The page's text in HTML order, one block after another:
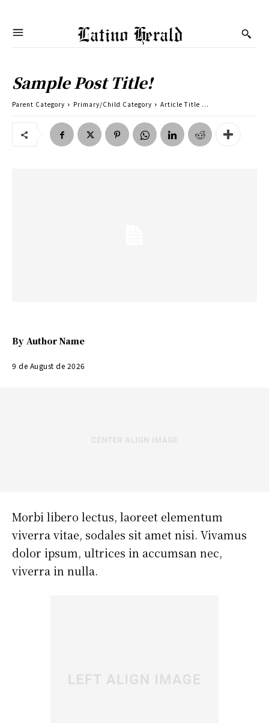
Latino Herald
Sample Post Title!
Parent Category Primary/Child Category Article Title ...
By Author Name
9 de August de 2026
Morbi libero lectus, laoreet elementum
viverra vitae, sodales sit amet nisi. Vivamus
dolor ipsum, ultrices in accumsan nec,
viverra in nulla.